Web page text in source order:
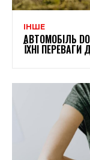
ІНШЕ
АВТОМОБІЛЬ
ЇХНІ